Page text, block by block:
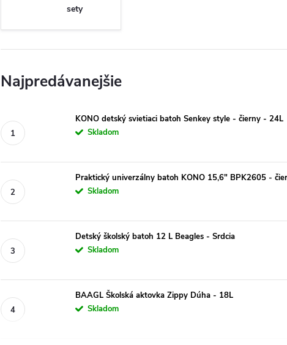
sety
Najpredávanejšie
KONO detský svietiaci batoh Senkey style - čierny - 24L
Skladom
Praktický univerzálny batoh KONO 15,6" BPK2605 -
Skladom
Detský školský batoh 12 L Beagles - Srdcia
Skladom
BAAGL Školská aktovka Zippy Dúha - 18L
Skladom